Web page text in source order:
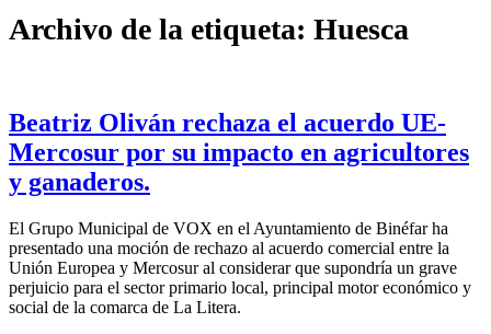
Archivo de la etiqueta: Huesca
Beatriz Oliván rechaza el acuerdo UE-
Mercosur por su impacto en agricultores
y ganaderos.
El Grupo Municipal de VOX en el Ayuntamiento de Binéfar ha
presentado una moción de rechazo al acuerdo comercial entre la
Unión Europea y Mercosur al considerar que supondría un grave
perjuicio para el sector primario local, principal motor económico y
social de la comarca de La Litera.